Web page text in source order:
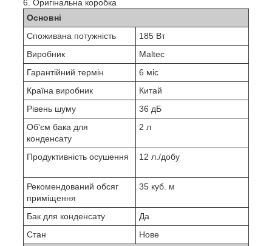
Оригінальна коробка
Основні
Споживана потужність
185 Вт
Виробник
Maltec
Гарантійний термін
6 міс
Країна виробник
Китай
Рівень шуму
36 дБ
Об'єм бака для
конденсату
2 л
Продуктивність осушення 12 л./добу
Рекомендований обсяг
приміщення
35 куб. м
Бак для конденсату
Да
Стан
Нове